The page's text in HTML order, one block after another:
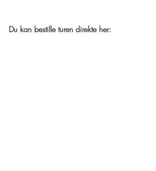
Du kan bestille turen direkte her: